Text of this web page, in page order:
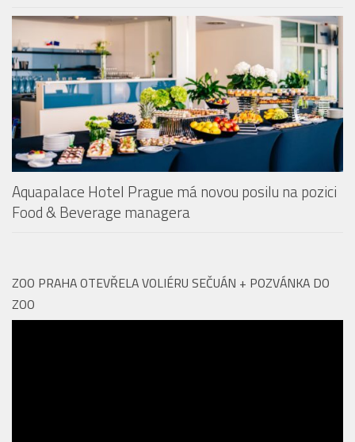
Aquapalace Hotel Prague má novou posilu na pozici
Food & Beverage managera
ZOO PRAHA OTEVŘELA VOLIÉRU SEČUÁN + POZVÁNKA DO
ZOO